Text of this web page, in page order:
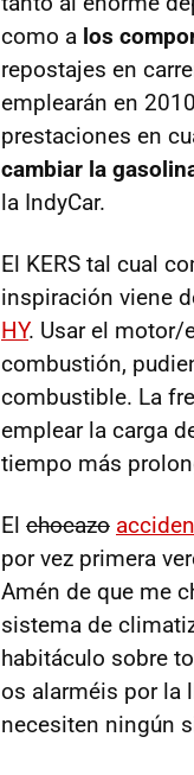
como a los
repostajes en
emplearán en
prestaciones en
cambiar la
la IndyCar.
El KERS tal cual
inspiración viene
HY. Usar el motor/
combustión,
combustible. La
emplear la carga
tiempo más
El chocazo
por vez primera
Amén de que me
sistema de
habitáculo sobre
os alarméis por la
necesiten ningún